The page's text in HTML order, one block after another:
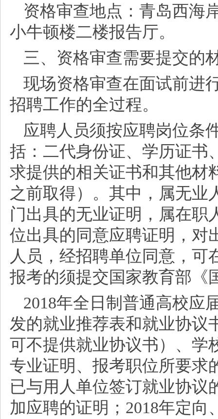
资格审查地点：青岛西海
小牛顿楼二楼报告厅。
三、资格审查需要提交的
现场资格审查在面试前进
招聘工作的全过程。
应聘人员须按应聘岗位条
括：二代身份证、学历证书
求提供的相关证书和其他材
之前取得）。其中，属无业
门出具的无业证明，属在职
位出具的同意应聘证明，对
人员，经招聘单位同意，可
报考的须提交国家教育部《
2018年全日制普通高校应
发的就业推荐表和就业协议
可不提供就业协议书）、学
专业证明、报考职位所要求
已与用人单位签订就业协议
加应聘的证明；2018年定